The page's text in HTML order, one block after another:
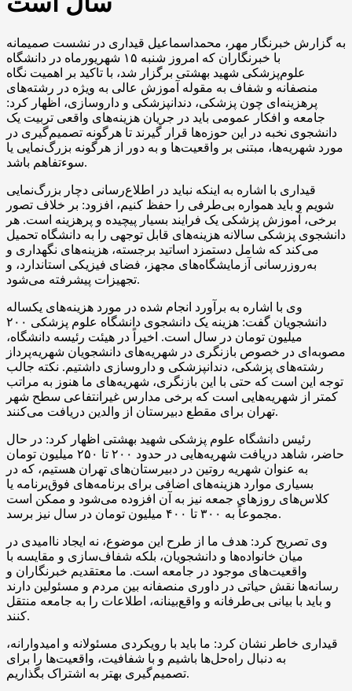
به گزارش خبرنگار مهر، محمداسماعیل قیداری در نشست صمیمانه
با خبرنگاران که امروز شنبه ۱۵ شهریورماه در دانشگاه
علوم‌پزشکی شهید بهشتی برگزار شد، با تاکید بر اهمیت نگاه
منصفانه و شفاف به مقوله آموزش عالی به ویژه در رشته‌های
پرهزینه‌ای چون پزشکی، دندانپزشکی و داروسازی، اظهار کرد:
جامعه و افکار عمومی باید در جریان هزینه‌های واقعی تربیت یک
دانشجوی نخبه در این حوزه‌ها قرار گیرند تا هرگونه تصمیم‌گیری در
مورد شهریه‌ها، مبتنی بر واقعیت‌ها و به دور از هرگونه بزرگ‌نمایی یا
سوءتفاهم باشد.
قیداری با اشاره به اینکه نباید در اطلاع‌رسانی دچار بزرگ‌نمایی
شویم و باید همواره بی‌طرفی را حفظ کنیم، افزود: بر خلاف تصور
برخی، آموزش پزشکی یک فرایند بسیار پیچیده و پرهزینه است. هر
دانشجوی پزشکی سالانه هزینه‌های قابل توجهی را به دانشگاه تحمیل
می‌کند که شامل دستمزد اساتید برجسته، هزینه‌های نگهداری و
به‌روزرسانی آزمایشگاه‌های مجهز، فضای فیزیکی استاندارد، و
تجهیزات پیشرفته می‌شود.
وی با اشاره به برآورد انجام شده در مورد هزینه‌های یکساله
دانشجویان گفت: هزینه یک دانشجوی دانشگاه علوم پزشکی ۲۰۰
میلیون تومان در سال است. اخیراً در هیئت رئیسه دانشگاه،
مصوبه‌ای در خصوص بازنگری در شهریه‌های دانشجویان شهریه‌پرداز
رشته‌های پزشکی، دندانپزشکی و داروسازی داشتیم. نکته جالب
توجه این است که حتی با این بازنگری، شهریه‌های ما هنوز به مراتب
کمتر از شهریه‌هایی است که برخی مدارس غیرانتفاعی سطح شهر
تهران برای مقطع دبیرستان از والدین دریافت می‌کنند.
رئیس دانشگاه علوم پزشکی شهید بهشتی اظهار کرد: در حال
حاضر، شاهد دریافت شهریه‌هایی در حدود ۲۰۰ تا ۲۵۰ میلیون تومان
به عنوان شهریه روتین در دبیرستان‌های تهران هستیم، که در
بسیاری موارد هزینه‌های اضافی برای برنامه‌های فوق‌برنامه یا
کلاس‌های روزهای جمعه نیز به آن افزوده می‌شود و ممکن است
مجموعاً به ۳۰۰ تا ۴۰۰ میلیون تومان در سال نیز برسد.
وی تصریح کرد: هدف ما از طرح این موضوع، نه ایجاد ناامیدی در
میان خانواده‌ها و دانشجویان، بلکه شفاف‌سازی و مقایسه با
واقعیت‌های موجود در جامعه است. ما معتقدیم خبرنگاران و
رسانه‌ها نقش حیاتی در داوری منصفانه بین مردم و مسئولین دارند
و باید با بیانی بی‌طرفانه و واقع‌بینانه، اطلاعات را به جامعه منتقل
کنند.
قیداری خاطر نشان کرد: ما باید با رویکردی مسئولانه و امیدوارانه،
به دنبال راه‌حل‌ها باشیم و با شفافیت، واقعیت‌ها را برای
تصمیم‌گیری بهتر به اشتراک بگذاریم.